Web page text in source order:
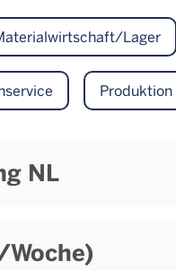
Lager
Produktion
NL